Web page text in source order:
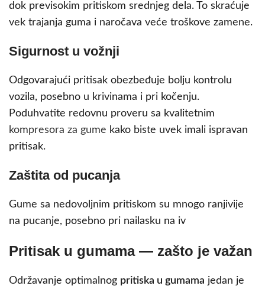
dok previsokim pritiskom srednjeg dela. To skraćuje
vek trajanja guma i naročava veće troškove zamene.
Sigurnost u vožnji
Odgovarajući pritisak obezbeđuje bolju kontrolu
vozila, posebno u krivinama i pri kočenju.
Poduhvatite redovnu proveru sa kvalitetnim
kompresora za gume kako biste uvek imali ispravan
pritisak.
Zaštita od pucanja
Gume sa nedovoljnim pritiskom su mnogo ranjivije
na pucanje, posebno pri nailasku na iv
Pritisak u gumama — zašto je važan
Održavanje optimalnog pritiska u gumama jedan je